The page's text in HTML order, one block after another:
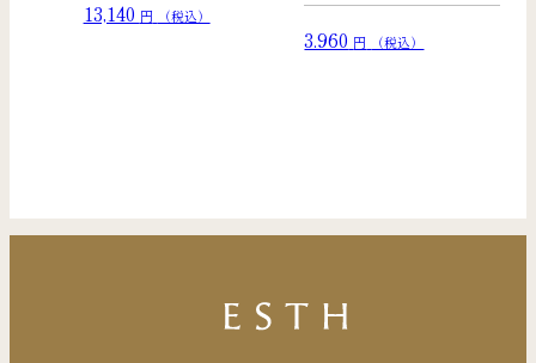
13,140 円 （税込）
3.960 円 （税込）